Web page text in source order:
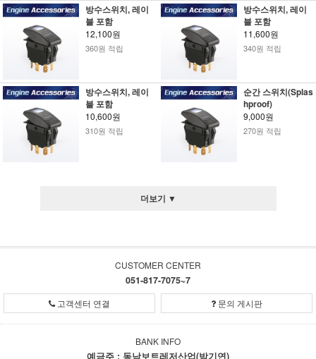
방수스위치, 레이
블 포함
12,100원
360원 적립
방수스위치, 레이
블 포함
11,600원
340원 적립
방수스위치, 레이
블 포함
10,600원
310원 적립
순간 스위치(Splas
hproof)
9,000원
270원 적립
더보기 ▼
CUSTOMER CENTER
051-817-7075~7
고객센터 연결 문의 게시판
BANK INFO
예금주 : 동남보트레저산업(박기연)